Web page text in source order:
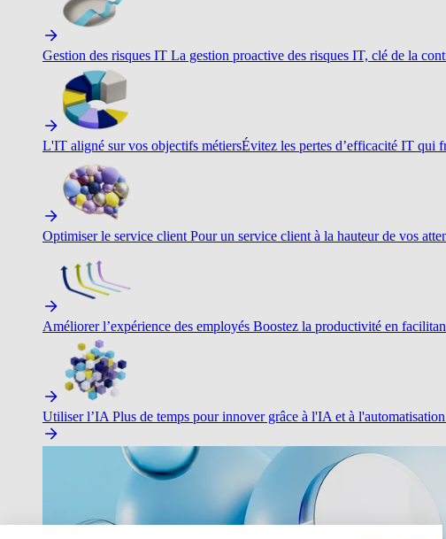
Gestion des risques IT La gestion proactive des risques IT, clé de la
L'IT aligné sur vos objectifs métiersÉvitez les pertes d’efficacité IT qui
Optimiser le service client Pour un service client à la hauteur de vos
Améliorer l’expérience des employés Boostez la productivité en
Utiliser l’IA Plus de temps pour innover grâce à l'IA et à